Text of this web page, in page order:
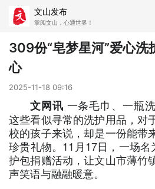
文山发布
掌阅文山，心通世界！
新闻
飞卡阅读
康养 社会
民族 商务
309份“皂梦星河”爱心洗
心
2025-11-18 09:16
文网讯 一条毛巾、一瓶
这些看似寻常的洗护用品，对
校的孩子来说，却是一份能带
珍贵礼物。11月17日，一场名
护包捐赠活动，让文山市薄竹
声笑语与融融暖意。